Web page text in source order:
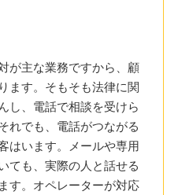
が主な業務ですから、顧
ます。そもそも法律に関
し、電話で相談を受けら
れでも、電話がつながる
はいます。メールや専用
ても、実際の人と話せる
す。オペレーターが対応